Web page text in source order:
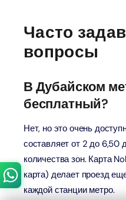
Часто
вопросы
В Дубайском
бесплатный?
Нет, но это очень
составляет от 2 до 6,50
количества зон. Карта
карта) делает проезд
каждой станции метро.